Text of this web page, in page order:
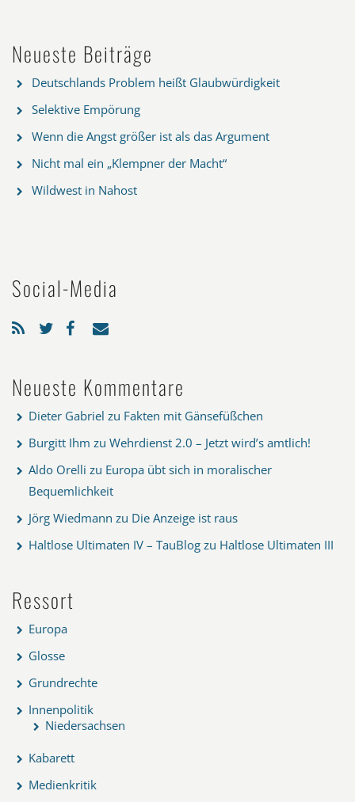
Neueste Beiträge
Deutschlands Problem heißt Glaubwürdigkeit
Selektive Empörung
Wenn die Angst größer ist als das Argument
Nicht mal ein „Klempner der Macht“
Wildwest in Nahost
Social-Media
Neueste Kommentare
Dieter Gabriel zu Fakten mit Gänsefüßchen
Burgitt Ihm zu Wehrdienst 2.0 – Jetzt wird’s amtlich!
Aldo Orelli zu Europa übt sich in moralischer
Bequemlichkeit
Jörg Wiedmann zu Die Anzeige ist raus
Haltlose Ultimaten IV – TauBlog zu Haltlose Ultimaten III
Ressort
Europa
Glosse
Grundrechte
Innenpolitik
Niedersachsen
Kabarett
Medienkritik